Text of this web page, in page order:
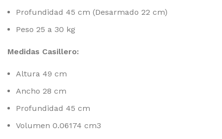
Profundidad 45 cm (Desarmado 22 cm)
Peso 25 a 30 kg
Medidas Casillero:
Altura 49 cm
Ancho 28 cm
Profundidad 45 cm
Volumen 0.06174 cm3